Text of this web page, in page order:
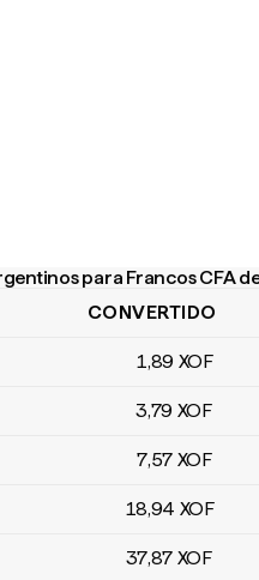
para Francos CFA
para Francos CFA de
CONVERTIDO
1,89 XOF
3,79 XOF
7,57 XOF
18,94 XOF
37,87 XOF